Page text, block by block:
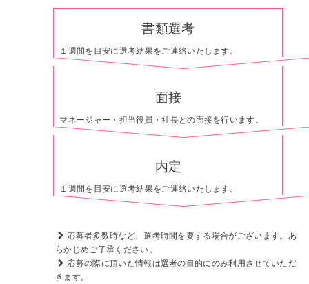
書類選考
１週間を目安に選考結果をご連絡いたします。
面接
マネージャー・担当役員・社長との面接を行います。
内定
１週間を目安に選考結果をご連絡いたします。
応募者多数時など、選考時間を要する場合がございます。あ
らかじめご了承ください。
応募の際に頂いた情報は選考の目的にのみ利用させていただ
きます。